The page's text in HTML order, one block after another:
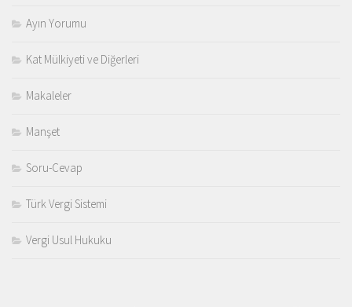
Ayın Yorumu
Kat Mülkiyeti ve Diğerleri
Makaleler
Manşet
Soru-Cevap
Türk Vergi Sistemi
Vergi Usul Hukuku